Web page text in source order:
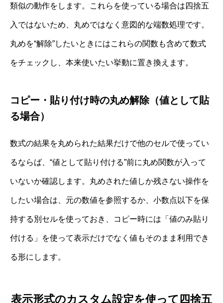
類似の動作をします。これらを使っている場合は四捨五
入ではないため、丸めではなく意図的な端数処理です。
丸めを“解除”したいときにはこれらの関数も含めて数式
をチェックし、本来使いたい挙動に置き換えます。
コピー・貼り付け時の丸め解除（値として貼
る場合）
数式の結果を丸められた結果だけで他のセルで使ってい
るならば、“値として貼り付ける”前に丸め関数が入って
いないか確認します。丸めされた値しか残さない操作を
したい場合は、元の数値を参照するか、小数点以下を保
持する別セルを使っておき、コピー時には「値のみ貼り
付ける」を使って表示だけでなく値もそのまま利用でき
る形にします。
表示形式のカスタム設定を使って四捨五